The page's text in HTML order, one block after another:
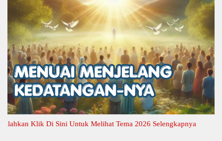
Klik Di Sini Untuk Melihat Tema 2026 Selengkapnya